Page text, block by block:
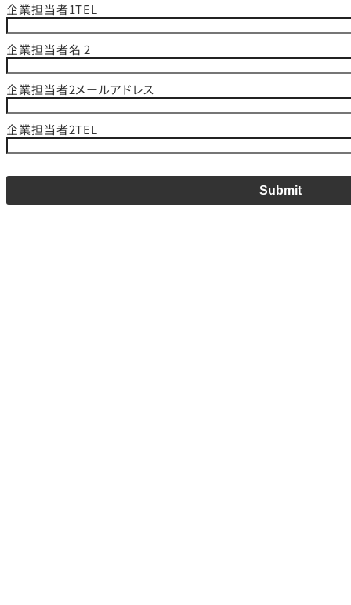
企業担当者1TEL
企業担当者名 2
企業担当者2メールアドレス
企業担当者2TEL
Submit